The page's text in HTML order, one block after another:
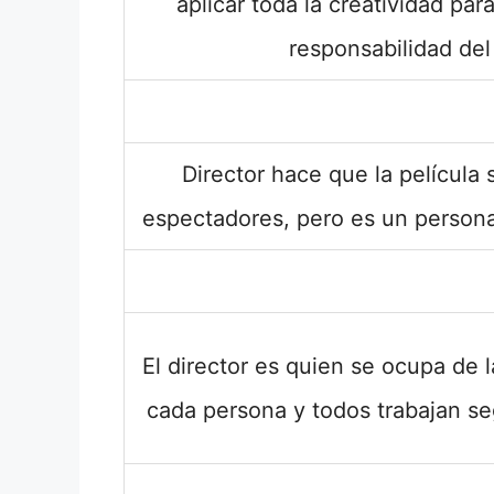
responsabilidad
Director hace que la película
espectadores, pero es un
El director es quien se ocupa de
cada persona y todos trabajan